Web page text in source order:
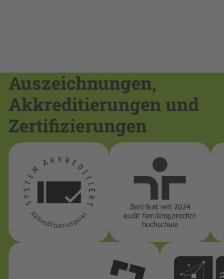
Auszeichnungen,
Akkreditierungen und
Zertifizierungen